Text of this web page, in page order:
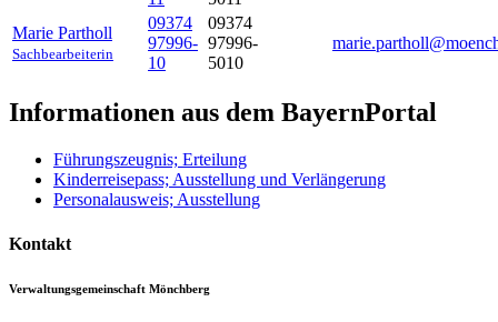
Marie Partholl
Sachbearbeiterin
09374
97996-
10
09374
97996-
5010
Informationen aus dem BayernPortal
Führungszeugnis; Erteilung
Kinderreisepass; Ausstellung und Verlängerung
Personalausweis; Ausstellung
Kontakt
Verwaltungsgemeinschaft Mönchberg